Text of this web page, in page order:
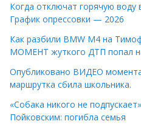
Когда отключат горячую
График опрессовки — 2026
Как разбили BMW M4 на
МОМЕНТ жуткого ДТП попал
Опубликовано ВИДЕО
маршрутка сбила школьника.
«Собака никого не
Пойковским: погибла семья